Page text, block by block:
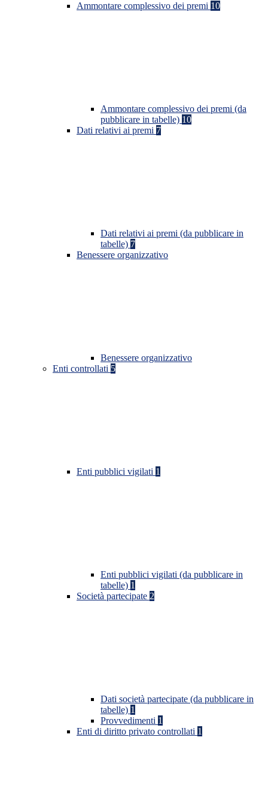
Ammontare complessivo dei premi 10
Ammontare complessivo dei premi (da
pubblicare in tabelle) 10
Dati relativi ai premi 7
Dati relativi ai premi (da pubblicare in
tabelle) 7
Benessere organizzativo
Benessere organizzativo
Enti controllati 5
Enti pubblici vigilati 1
Enti pubblici vigilati (da pubblicare in
tabelle) 1
Società partecipate 2
Dati società partecipate (da pubblicare in
tabelle) 1
Provvedimenti 1
Enti di diritto privato controllati 1